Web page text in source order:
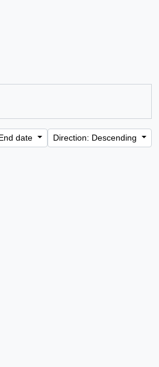
date Direction: Descending